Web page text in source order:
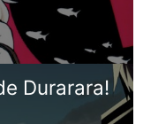
Durarara!